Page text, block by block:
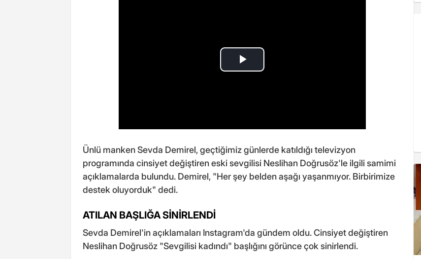
Ünlü manken Sevda Demirel, geçtiğimiz günlerde katıldığı televizyon
programında cinsiyet değiştiren eski sevgilisi Neslihan Doğrusöz'le ilgili samimi
açıklamalarda bulundu. Demirel, "Her şey belden aşağı yaşanmıyor. Birbirimize
destek oluyorduk" dedi.
ATILAN BAŞLIĞA SİNİRLENDİ
Sevda Demirel'in açıklamaları Instagram'da gündem oldu. Cinsiyet değiştiren
Neslihan Doğrusöz "Sevgilisi kadındı" başlığını görünce çok sinirlendi.